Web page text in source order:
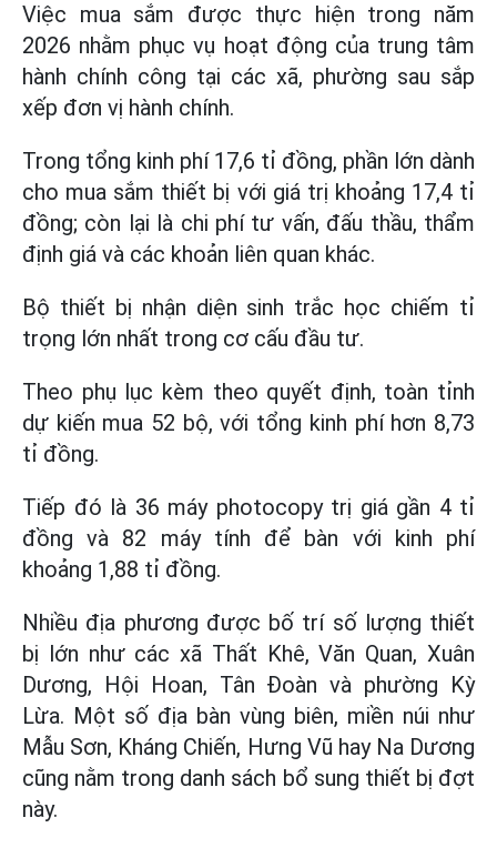
Việc mua sắm được thực hiện trong năm
2026 nhằm phục vụ hoạt động của trung tâm
hành chính công tại các xã, phường sau sắp
xếp đơn vị hành chính.
Trong tổng kinh phí 17,6 tỉ đồng, phần lớn dành
cho mua sắm thiết bị với giá trị khoảng 17,4 tỉ
đồng; còn lại là chi phí tư vấn, đấu thầu, thẩm
định giá và các khoản liên quan khác.
Bộ thiết bị nhận diện sinh trắc học chiếm tỉ
trọng lớn nhất trong cơ cấu đầu tư.
Theo phụ lục kèm theo quyết định, toàn tỉnh
dự kiến mua 52 bộ, với tổng kinh phí hơn 8,73
tỉ đồng.
Tiếp đó là 36 máy photocopy trị giá gần 4 tỉ
đồng và 82 máy tính để bàn với kinh phí
khoảng 1,88 tỉ đồng.
Nhiều địa phương được bố trí số lượng thiết
bị lớn như các xã Thất Khê, Văn Quan, Xuân
Dương, Hội Hoan, Tân Đoàn và phường Kỳ
Lừa. Một số địa bàn vùng biên, miền núi như
Mẫu Sơn, Kháng Chiến, Hưng Vũ hay Na Dương
cũng nằm trong danh sách bổ sung thiết bị đợt
này.